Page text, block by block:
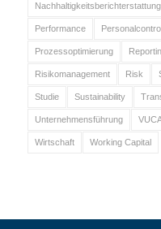
Nachhaltigkeitsberichterstattung
Performance
Prozessoptimierung
Risikomanagement Risk
Studie Sustainability
Unternehmensführung
Wirtschaft Working Capital